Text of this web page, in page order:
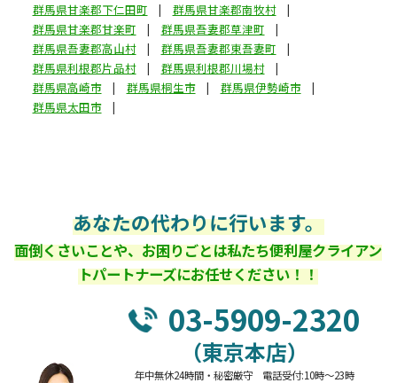
群馬県甘楽郡下仁田町
群馬県甘楽郡南牧村
群馬県甘楽郡甘楽町
群馬県吾妻郡草津町
群馬県吾妻郡高山村
群馬県吾妻郡東吾妻町
群馬県利根郡片品村
群馬県利根郡川場村
群馬県高崎市
群馬県桐生市
群馬県伊勢崎市
群馬県太田市
あなたの代わりに行います。
面倒くさいことや、お困りごとは私たち便利屋クライアン
トパートナーズにお任せください！！
03-5909-2320
（東京本店）
年中無休24時間・秘密厳守 電話受付:10時～23時